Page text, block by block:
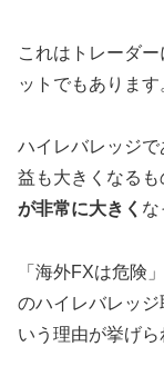
これはトレーダ
ットでもあります
ハイレバレッジ
益も大きくなるも
が非常に大きく な
「海外FXは危険
のハイレバレッ
いう理由が挙げら